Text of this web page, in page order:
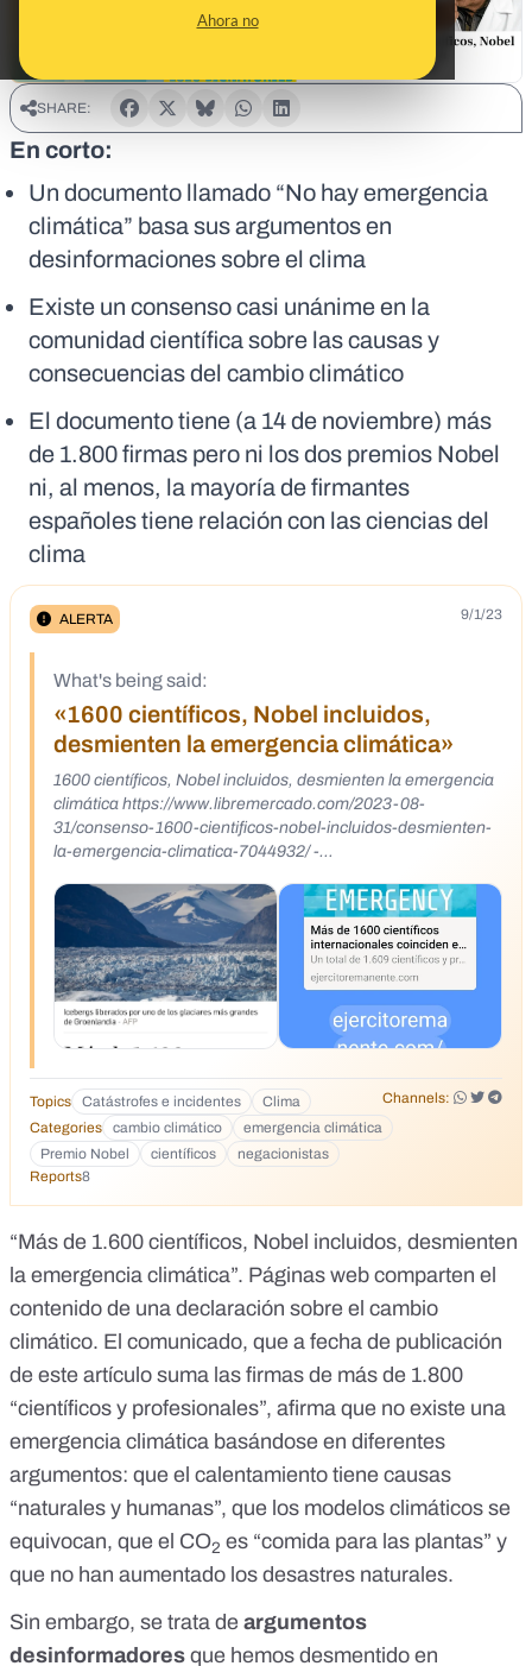
Ahora no
SHARE:
En corto:
Un documento llamado “No hay emergencia
climática” basa sus argumentos en
desinformaciones sobre el clima
Existe un consenso casi unánime en la
comunidad científica sobre las causas y
consecuencias del cambio climático
El documento tiene (a 14 de noviembre) más
de 1.800 firmas pero ni los dos premios Nobel
ni, al menos, la mayoría de firmantes
españoles tiene relación con las ciencias del
clima
ALERTA 9/1/23
What's being said:
«1600 científicos, Nobel incluidos,
desmienten la emergencia climática»
1600 científicos, Nobel incluidos, desmienten la emergencia
climática https://www.libremercado.com/2023-08-
31/consenso-1600-cientificos-nobel-incluidos-desmienten-
la-emergencia-climatica-7044932/ -
Topics Catástrofes e incidentes Clima
Channels:
Categories
cambio climático
emergencia climática
Premio Nobel
científicos
negacionistas
Reports8
“Más de 1.600 científicos, Nobel incluidos, desmienten
la emergencia climática”. Páginas web comparten el
contenido de una declaración sobre el cambio
climático. El comunicado, que a fecha de publicación
de este artículo suma las firmas de más de 1.800
“científicos y profesionales”, afirma que no existe una
emergencia climática basándose en diferentes
argumentos: que el calentamiento tiene causas
“naturales y humanas”, que los modelos climáticos se
equivocan, que el CO2 es “comida para las plantas” y
que no han aumentado los desastres naturales.
Sin embargo, se trata de argumentos
desinformadores que hemos desmentido en